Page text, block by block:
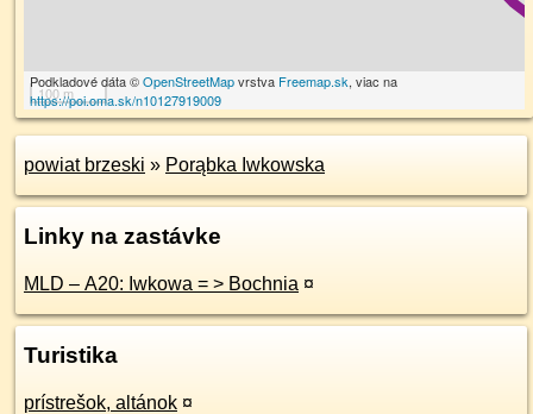
100 m
Podkladové dáta ©OpenStreetMapvrstva Freemap.sk, viac na
https://poi.oma.sk/n10127919009
powiat brzeski » Porąbka Iwkowska
Linky na zastávke
MLD – A20: Iwkowa = > Bochnia ¤
Turistika
prístrešok, altánok ¤